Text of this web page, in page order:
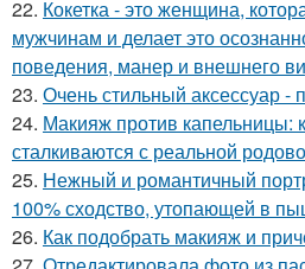
22. Кокетка - это женщина,
мужчинам и делает это
поведения, манер и внешнего
23. Очень стильный аксессуар -
24. Макияж против капельницы:
сталкиваются с реальной
25. Нежный и романтичный
100% сходство, утопающей в
26. Как подобрать макияж и